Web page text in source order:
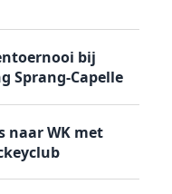
bij
Sprang-Capelle
naar WK met